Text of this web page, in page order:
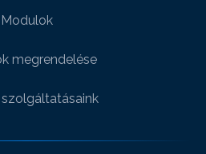
Modulok
megrendelése
szolgáltatásaink